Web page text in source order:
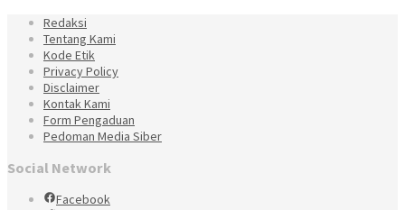
Redaksi
Tentang Kami
Kode Etik
Privacy Policy
Disclaimer
Kontak Kami
Form Pengaduan
Pedoman Media Siber
Social Network
Facebook